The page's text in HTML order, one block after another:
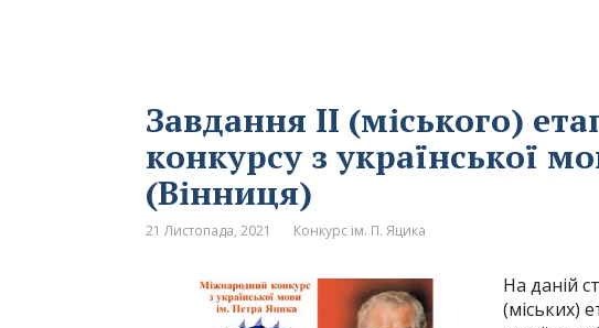
Завдання ІІ (міського)
конкурсу з української
(Вінниця)
21 Листопада, 2021 Конкурс ім. П. Яцика
На даній
(міських)